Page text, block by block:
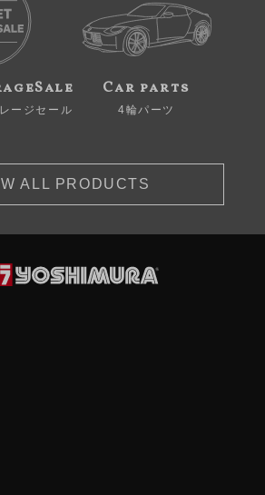
ージセール
Car parts
4輪パーツ
ALL PRODUCTS